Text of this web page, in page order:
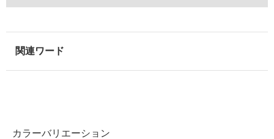
カラーバリエーション
浴
室